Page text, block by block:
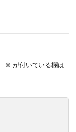
※ が付いている欄は